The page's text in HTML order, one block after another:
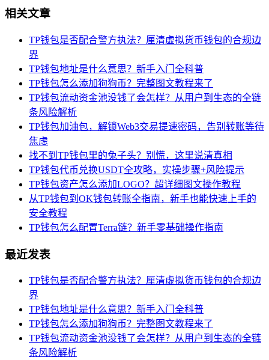
相关文章
TP钱包是否配合警方执法？厘清虚拟货币钱包的合规边
界
TP钱包地址是什么意思？新手入门全科普
TP钱包怎么添加狗狗币？完整图文教程来了
TP钱包流动资金池没钱了会怎样？从用户到生态的全链
条风险解析
TP钱包加油包，解锁Web3交易提速密码，告别转账等待
焦虑
找不到TP钱包里的兔子头？别慌，这里说清真相
TP钱包代币兑换USDT全攻略，实操步骤+风险提示
TP钱包资产怎么添加LOGO？超详细图文操作教程
从TP钱包到OK钱包转账全指南，新手也能快速上手的
安全教程
TP钱包怎么配置Terra链？新手零基础操作指南
最近发表
TP钱包是否配合警方执法？厘清虚拟货币钱包的合规边
界
TP钱包地址是什么意思？新手入门全科普
TP钱包怎么添加狗狗币？完整图文教程来了
TP钱包流动资金池没钱了会怎样？从用户到生态的全链
条风险解析